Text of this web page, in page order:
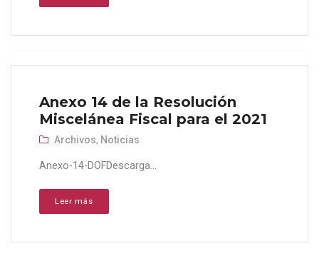
Anexo 14 de la Resolución
Miscelánea Fiscal para el 2021
Archivos, Noticias
Anexo-14-DOFDescarga...
Leer más